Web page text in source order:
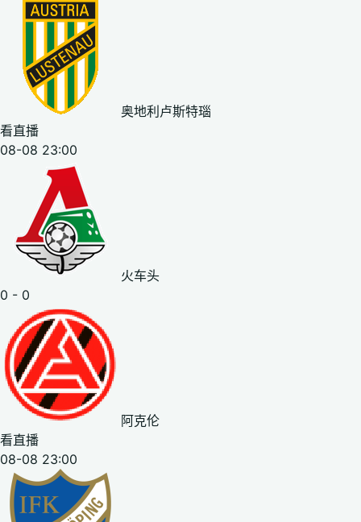
奥地利卢斯特瑙
看直播
08-08 23:00
火车头
0 - 0
阿克伦
看直播
08-08 23:00